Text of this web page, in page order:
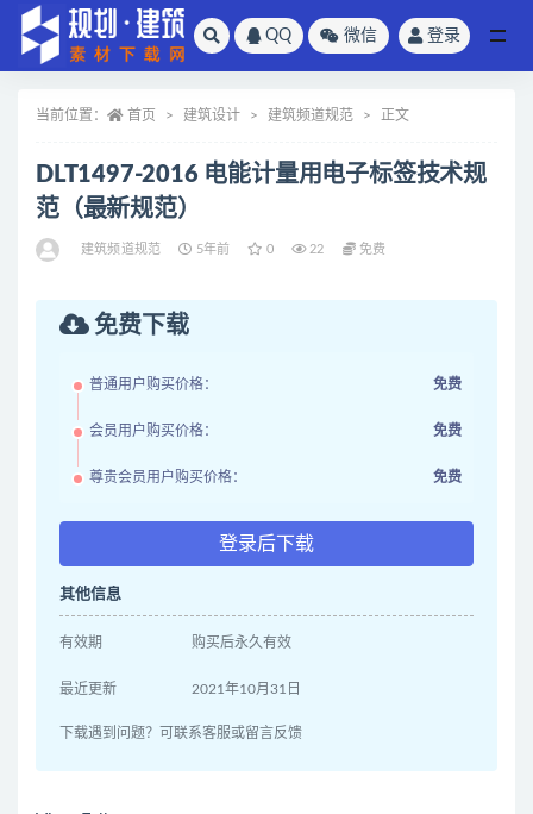
QQ 微信 登录
当前位置： 首页 建筑设计 建筑频道规范 正文
DLT1497-2016 电能计量用电子标签技术规
范（最新规范）
建筑频道规范 5年前 0 22 免费
免费下载
普通用户购买价格： 免费
会员用户购买价格： 免费
尊贵会员用户购买价格： 免费
登录后下载
其他信息
有效期 购买后永久有效
最近更新 2021年10月31日
下载遇到问题？可联系客服或留言反馈
全部